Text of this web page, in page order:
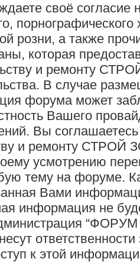
своё согласие
розни, а также
которая
и ремонту
В случае
форума может
Вашего
Вы
и ремонту СТРОЙ
усмотрению
тему на форуме.
Вами
информация не
к этой